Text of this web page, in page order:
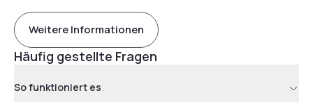
Businesslounge und Konferenzräume sind ebenfalls in der
Unterkunft verfügbar.
Weitere Informationen
Häufig gestellte Fragen
So funktioniert es